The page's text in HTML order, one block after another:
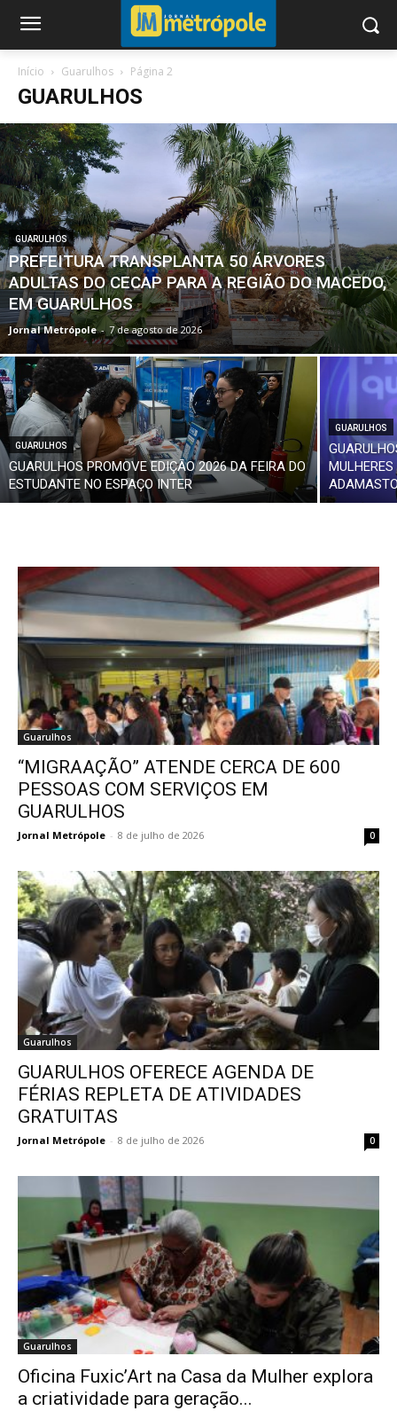
Início Guarulhos Página 2
GUARULHOS
GUARULHOS
PREFEITURA TRANSPLANTA 50 ÁRVORES
ADULTAS DO CECAP PARA A REGIÃO DO MACEDO,
EM GUARULHOS
Jornal Metrópole - 7 de agosto de 2026
GUARULHOS
GUARULHOS PROMOVE EDIÇÃO 2026 DA FEIRA DO
ESTUDANTE NO ESPAÇO INTER
GUARULHOS
Guarulhos
“MIGRAAÇÃO” ATENDE CERCA DE 600
PESSOAS COM SERVIÇOS EM
GUARULHOS
Jornal Metrópole - 8 de julho de 2026 0
Guarulhos
GUARULHOS OFERECE AGENDA DE
FÉRIAS REPLETA DE ATIVIDADES
GRATUITAS
Jornal Metrópole - 8 de julho de 2026 0
Guarulhos
Oficina Fuxic’Art na Casa da Mulher explora
a criatividade para geração...